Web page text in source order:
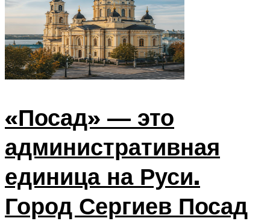
«Посад» — это
административная
единица на Руси.
Город Сергиев Посад